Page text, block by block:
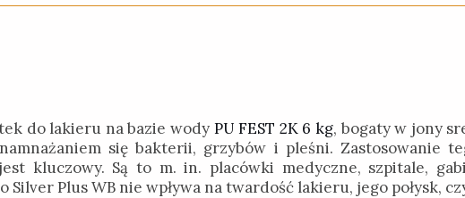
do lakieru na bazie wody PU FEST 2K 6 kg, bogaty w jony
się bakterii, grzybów i pleśni. Zastosowanie
kluczowy. Są to m. in. placówki medyczne, szpitale,
Plus WB nie wpływa na twardość lakieru, jego połysk,